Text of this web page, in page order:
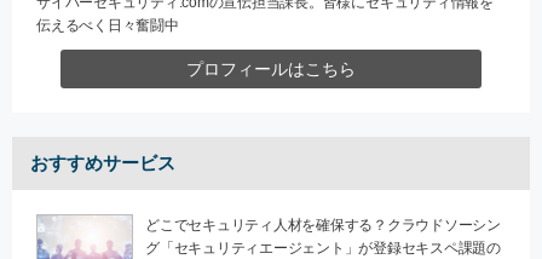
伝えるべく日々奮闘中
プロフィールはこちら
おすすめサービス
どこでセキュリティ人材を確保する？クラウドソーシン
グ「セキュリティエージェント」が登録セキスペ課題の